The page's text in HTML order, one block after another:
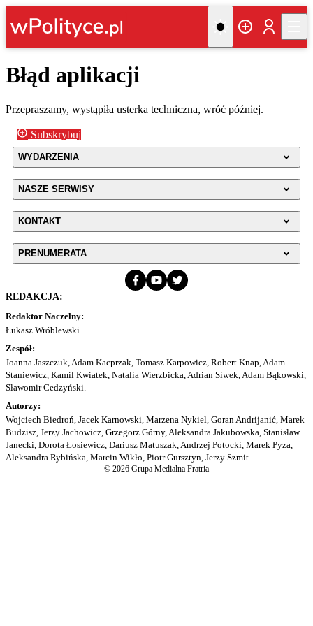
Błąd aplikacji
Przepraszamy, wystąpiła usterka techniczna, wróć później.
Subskrybuj
WYDARZENIA
NASZE SERWISY
KONTAKT
PRENUMERATA
REDAKCJA:
Redaktor Naczelny:
Łukasz Wróblewski
Zespół:
Joanna Jaszczuk, Adam Kacprzak, Tomasz Karpowicz, Robert Knap, Adam
Staniewicz, Kamil Kwiatek, Natalia Wierzbicka, Adrian Siwek, Adam Bąkowski,
Sławomir Cedzyński.
Autorzy:
Wojciech Biedroń, Jacek Karnowski, Marzena Nykiel, Goran Andrijanić, Marek
Budzisz, Jerzy Jachowicz, Grzegorz Górny, Aleksandra Jakubowska, Stanisław
Janecki, Dorota Łosiewicz, Dariusz Matuszak, Andrzej Potocki, Marek Pyza,
Aleksandra Rybińska, Marcin Wikło, Piotr Gursztyn, Jerzy Szmit.
© 2026 Grupa Medialna Fratria